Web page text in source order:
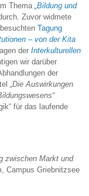
Thema „Bildung und
Zuvor widmete
Tagung
– von der Kita
derInterkulturellen
wir darüber
der
„Die Auswirkungen
für das laufende
zwischen Markt und
Campus Griebnitzsee